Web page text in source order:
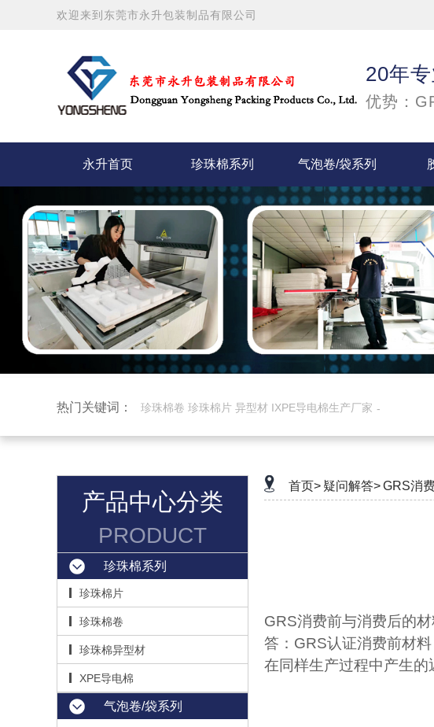
欢迎来到东莞市永升包装制品有限公司
20年
优势：
永升首页 珍珠棉系列 气泡卷/袋系列
热门关键词： 珍珠棉卷 珍珠棉片 异型材 IXPE导电棉生产厂家
产品中心分类
PRODUCT
珍珠棉系列
珍珠棉片
珍珠棉卷
珍珠棉异型材
XPE导电棉
气泡卷/袋系列
首页> 疑问解答>GRS消
GRS消费前与消费后的材
答：GRS认证消费前材料
在同样生产过程中产生的